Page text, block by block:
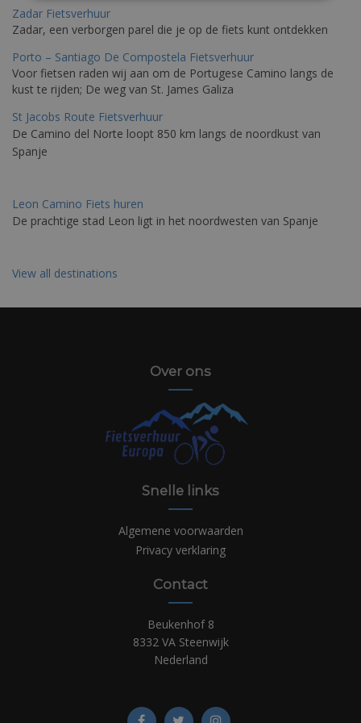
Zadar Fietsverhuur
Zadar, een verborgen parel die je op de fiets kunt ontdekken
Porto – Santiago De Compostela Fietsverhuur
Voor fietsen raden wij aan om de Portugese Camino langs de
kust te rijden; De weg van St. James Galiza
St Jacobs Route Fietsverhuur
De Camino del Norte loopt 850 km langs de noordkust van
Spanje
Leon Camino Fiets huren
De prachtige stad Leon ligt in het noordwesten van Spanje
View all destinations
Over ons
Snelle links
Algemene voorwaarden
Privacy verklaring
Contact
Beukenhof 8
8332 VA Steenwijk
Nederland